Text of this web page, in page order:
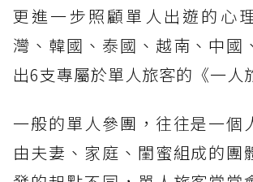
更進一步照顧單人出遊的心
灣、韓國、泰國、越南、中國
出6支專屬於單人旅客的《一人
一般的單人參團，往往是一個
由夫妻、家庭、閨蜜組成的團